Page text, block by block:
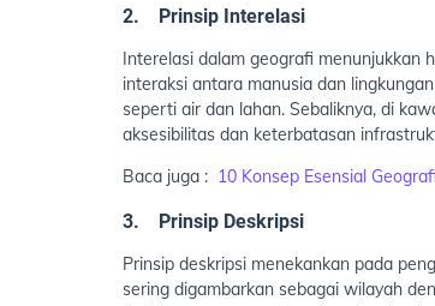
2. Prinsip Interelasi
Interelasi dalam geografi menunjukkan
interaksi antara manusia dan
seperti air dan lahan. Sebaliknya, di
aksesibilitas dan keterbatasan
Baca juga : 10 Konsep Esensial
3. Prinsip Deskripsi
Prinsip deskripsi menekankan pada
sering digambarkan sebagai wilayah